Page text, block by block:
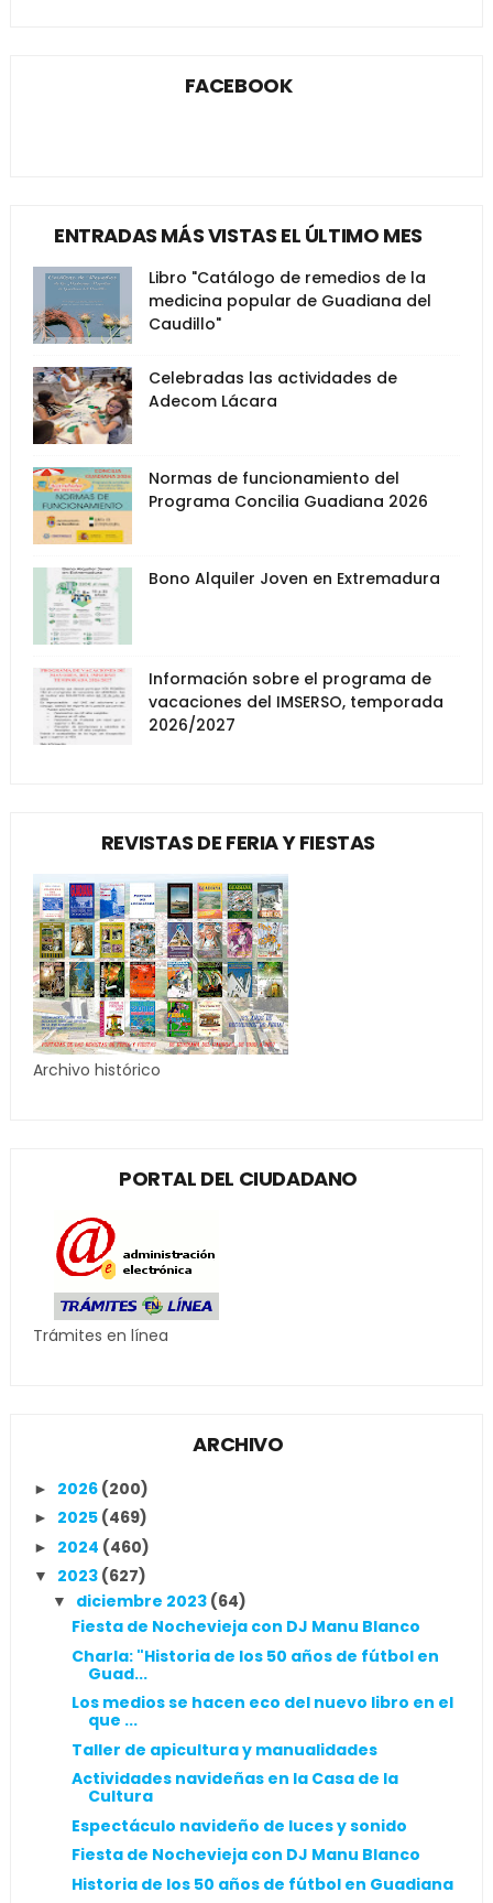
FACEBOOK
ENTRADAS MÁS VISTAS EL ÚLTIMO MES
Libro "Catálogo de remedios de la
medicina popular de Guadiana del
Caudillo"
Celebradas las actividades de
Adecom Lácara
Normas de funcionamiento del
Programa Concilia Guadiana 2026
Bono Alquiler Joven en Extremadura
Información sobre el programa de
vacaciones del IMSERSO, temporada
2026/2027
REVISTAS DE FERIA Y FIESTAS
Archivo histórico
PORTAL DEL CIUDADANO
Trámites en línea
ARCHIVO
► 2026 (200)
► 2025 (469)
► 2024 (460)
▼ 2023 (627)
▼ diciembre 2023 (64)
Fiesta de Nochevieja con DJ Manu Blanco
Charla: "Historia de los 50 años de fútbol en
Guad...
Los medios se hacen eco del nuevo libro en el
que ...
Taller de apicultura y manualidades
Actividades navideñas en la Casa de la
Cultura
Espectáculo navideño de luces y sonido
Fiesta de Nochevieja con DJ Manu Blanco
Historia de los 50 años de fútbol en Guadiana